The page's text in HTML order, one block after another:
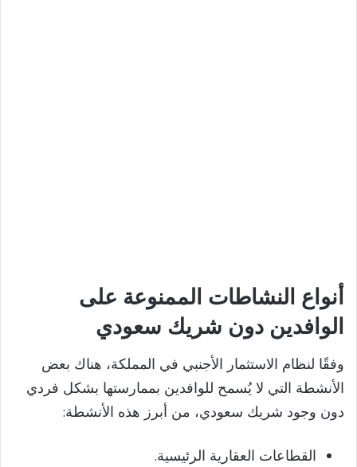
أنواع النشاطات الممنوعة على
الوافدين دون شريك سعودي
وفقًا لنظام الاستثمار الأجنبي في المملكة، هناك بعض
الأنشطة التي لا يُسمح للوافدين بممارستها بشكل فردي
دون وجود شريك سعودي، من أبرز هذه الأنشطة:
القطاعات العقارية الرئيسية.